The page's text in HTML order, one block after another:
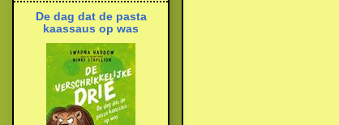
De dag dat de pasta
kaassaus op was